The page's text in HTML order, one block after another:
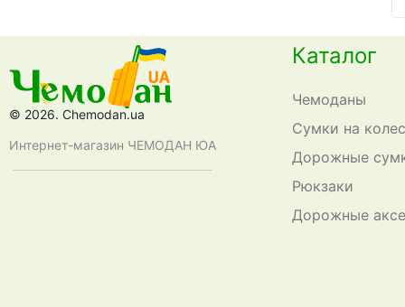
© 2026. Chemodan.ua
Интернет-магазин ЧЕМОДАН ЮА
Каталог
Чемоданы
Сумки на
Дорожные
Рюкзаки
Дорожные